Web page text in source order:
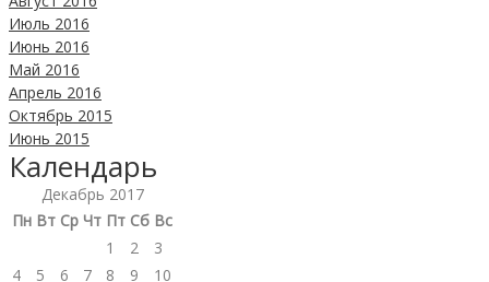
Июль 2016
Июнь 2016
Май 2016
Апрель 2016
Октябрь 2015
Июнь 2015
Календарь
Декабрь 2017
Пн Вт Ср Чт Пт Сб Вс
1
2
3
4
5 6 7 8 9 10